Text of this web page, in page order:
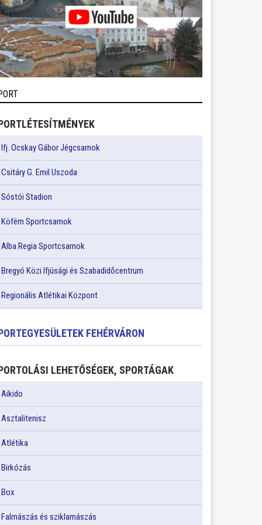
Ifj. Ocskay Gábor Jégcsarnok
Csitáry G. Emil Uszoda
Sóstói Stadion
Köfém Sportcsarnok
Alba Regia Sportcsarnok
Bregyó Közi Ifjúsági és Szabadidőcentrum
Regionális Atlétikai Központ
FEHÉRVÁRON
LEHETŐSÉGEK, SPORTÁGAK
Aikido
Asztalitenisz
Atlétika
Birkózás
Box
Falmászás és sziklamászás